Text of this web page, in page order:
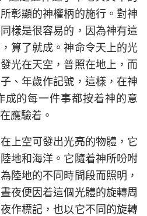
彰顯的神權柄的施行。對神
樣是很容易的，因為神有這
算了就成。神命令天上的光
光在天空，普照在地上，而
、年歲作記號，這樣，在神
成的每一件事都按着神的意
應驗着。
在上空可發出光亮的物體，它
地和海洋。它隨着神所吩咐
陸地的不同時間段而照明，
夜便因着這個光體的旋轉周
作標記，也以它不同的旋轉